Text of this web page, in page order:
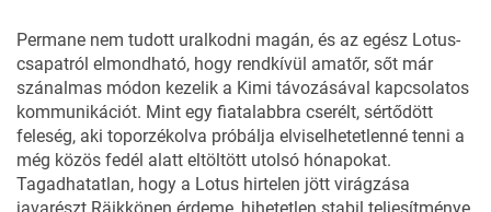
Permane nem tudott uralkodni magán, és az egész Lotus-
csapatról elmondható, hogy rendkívül amatőr, sőt már
szánalmas módon kezelik a Kimi távozásával kapcsolatos
kommunikációt. Mint egy fiatalabbra cserélt, sértődött
feleség, aki toporzékolva próbálja elviselhetetlenné tenni a
még közös fedél alatt eltöltött utolsó hónapokat.
Tagadhatatlan, hogy a Lotus hirtelen jött virágzása